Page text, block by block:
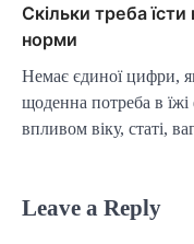
Скільки треба
норми
Немає єдиної цифри,
щоденна потреба в їжі
впливом віку, статі,
Leave a Reply